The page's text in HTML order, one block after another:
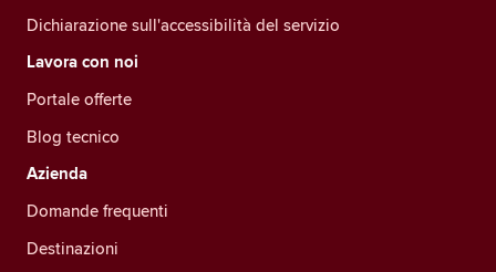
Dichiarazione sull'accessibilità del servizio
Lavora con noi
Portale offerte
Blog tecnico
Azienda
Domande frequenti
Destinazioni